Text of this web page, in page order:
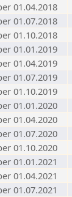
01.04.2018
01.07.2018
01.10.2018
01.01.2019
01.04.2019
01.07.2019
01.10.2019
01.01.2020
01.04.2020
01.07.2020
01.10.2020
01.01.2021
01.04.2021
01.07.2021